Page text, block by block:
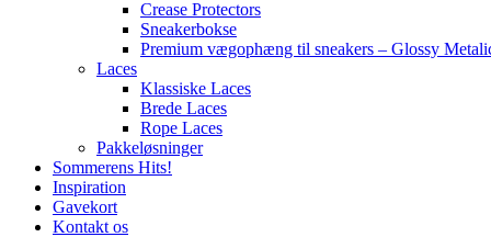
Crease Protectors
Sneakerbokse
Premium vægophæng til sneakers – Glossy
Laces
Klassiske Laces
Brede Laces
Rope Laces
Pakkeløsninger
Sommerens Hits!
Inspiration
Gavekort
Kontakt os